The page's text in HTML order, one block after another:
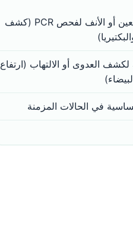
مسحة من العين أو الأنف لفحص PCR (كشف
لكشف العدوى أو الالتهاب (ارتفاع
في الحالات المزمنة